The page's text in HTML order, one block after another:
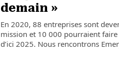
demain »
En 2020, 88 entreprises sont
mission et 10 000 pourraient
d’ici 2025. Nous rencontrons